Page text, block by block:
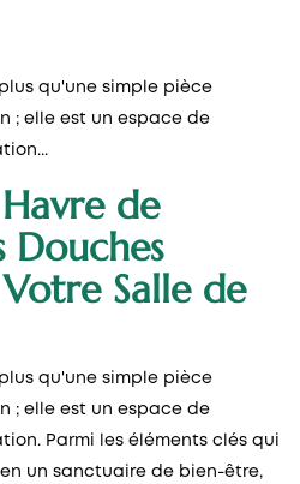
qu'une simple pièce
; elle est un espace de
de
Douches
Salle de
qu'une simple pièce
; elle est un espace de
Parmi les éléments clés qui
un sanctuaire de bien-être,